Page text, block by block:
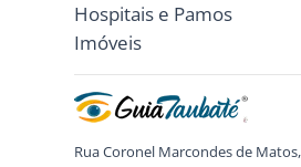
Hospitais e Pamos
Imóveis
Rua Coronel Marcondes de